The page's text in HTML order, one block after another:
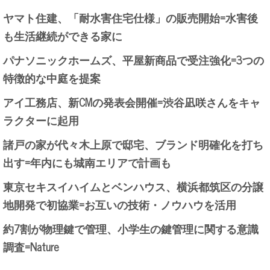
ヤマト住建、「耐水害住宅仕様」の販売開始=水害後
も生活継続ができる家に
パナソニックホームズ、平屋新商品で受注強化=3つの
特徴的な中庭を提案
アイ工務店、新CMの発表会開催=渋谷凪咲さんをキャ
ラクターに起用
諸戸の家が代々木上原で邸宅、ブランド明確化を打ち
出す=年内にも城南エリアで計画も
東京セキスイハイムとベンハウス、横浜都筑区の分譲
地開発で初協業=お互いの技術・ノウハウを活用
約7割が物理鍵で管理、小学生の鍵管理に関する意識
調査=Nature